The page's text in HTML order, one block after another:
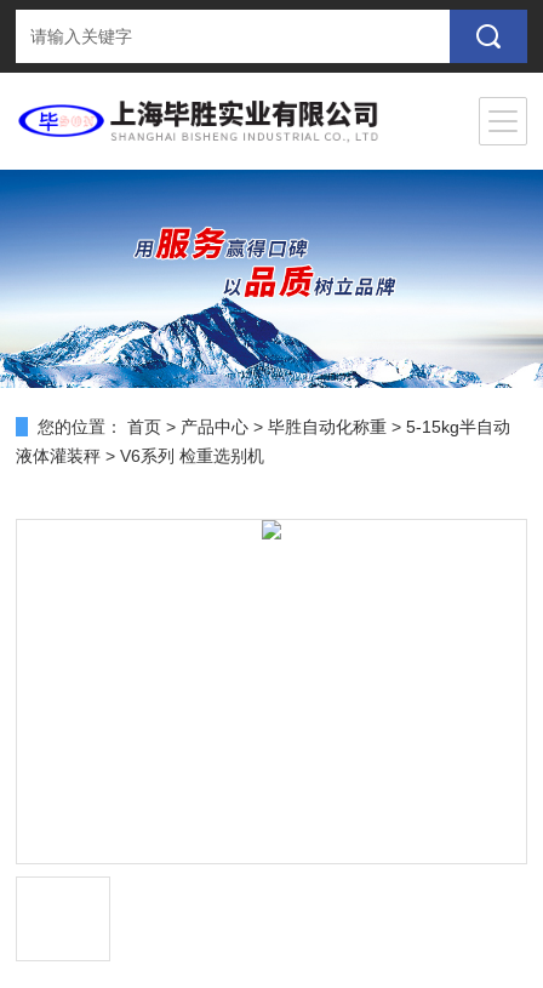
您的位置： 首页 > 产品中心 >毕胜自动化称重 >5-15kg半自动
液体灌装秤 > V6系列 检重选别机